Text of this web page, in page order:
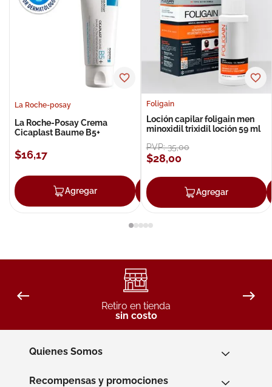
La Roche-posay
La Roche-Posay Crema
Cicaplast Baume B5+
$16,17
Agregar Agregar
Foligain
Loción capilar foligain men
minoxidil trixidil loción 59 ml
PVP:35,00
$28,00
Agregar
Retiro en tienda
sin costo
Quienes Somos
Recompensas y promociones